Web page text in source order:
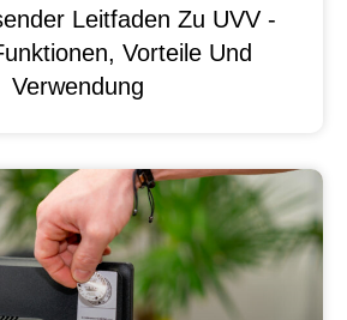
Leitfaden Zu UVV -
Vorteile Und
Verwendung